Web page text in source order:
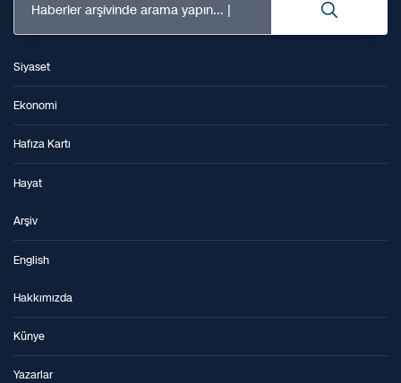
Haberler arşivinde arama yapın...
Siyaset
Ekonomi
Hafıza Kartı
Hayat
Arşiv
English
Hakkımızda
Künye
Yazarlar